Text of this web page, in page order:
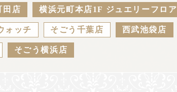
田店 横浜元町本店1F ジュエリーフロア
ォッチ そごう千葉店 西武池袋店
そごう横浜店